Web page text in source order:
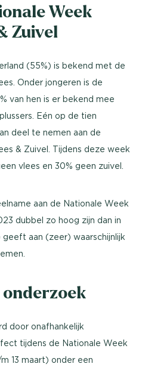
Week
Zuivel
(55%) is bekend met de
Onder jongeren is de
van hen is er bekend mee
Eén op de tien
deel te nemen aan de
& Zuivel. Tijdens deze week
vlees en 30% geen zuivel.
aan de Nationale Week
dubbel zo hoog zijn dan in
aan (zeer) waarschijnlijk
door onafhankelijk
tijdens de Nationale Week
13 maart) onder een